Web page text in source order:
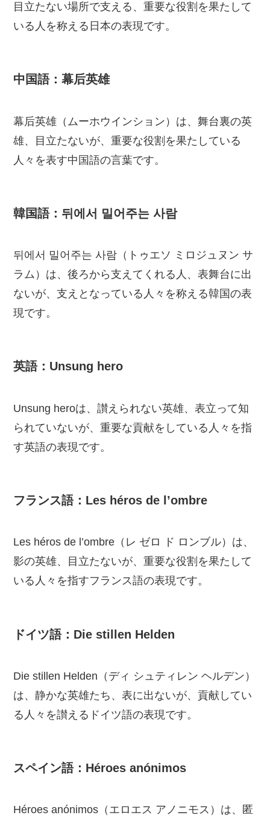
目立たない場所で支える、重要な役割を果たして
いる人を称える日本の表現です。
中国語：幕后英雄
幕后英雄（ムーホウインション）は、舞台裏の英
雄、目立たないが、重要な役割を果たしている
人々を表す中国語の言葉です。
韓国語：뒤에서 밀어주는 사람
뒤에서 밀어주는 사람（トゥエソ ミロジュヌン サ
ラム）は、後ろから支えてくれる人、表舞台に出
ないが、支えとなっている人々を称える韓国の表
現です。
英語：Unsung hero
Unsung heroは、讃えられない英雄、表立って知
られていないが、重要な貢献をしている人々を指
す英語の表現です。
フランス語：Les héros de l’ombre
Les héros de l’ombre（レ ゼロ ド ロンブル）は、
影の英雄、目立たないが、重要な役割を果たして
いる人々を指すフランス語の表現です。
ドイツ語：Die stillen Helden
Die stillen Helden（ディ シュティレン ヘルデン）
は、静かな英雄たち、表に出ないが、貢献してい
る人々を讃えるドイツ語の表現です。
スペイン語：Héroes anónimos
Héroes anónimos（エロエス アノニモス）は、匿